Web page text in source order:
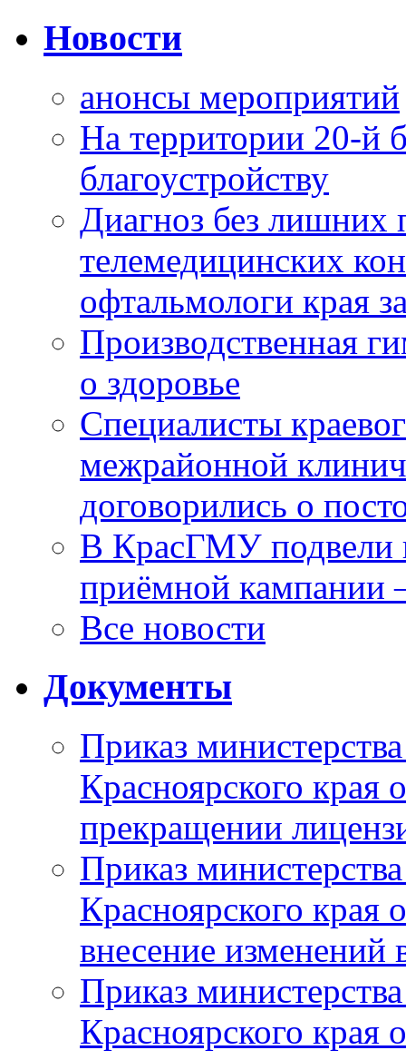
Новости
анонсы мероприятий
На территории 20-й
благоустройству
Диагноз без лишних
телемедицинских
офтальмологи края
Производственная
о здоровье
Специалисты
межрайонной
договорились о
В КрасГМУ подвели
приёмной кампании
Все новости
Документы
Приказ
Красноярского
прекращении
Приказ
Красноярского
внесение изменений
Приказ
Красноярского